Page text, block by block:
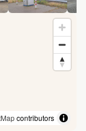
contributors